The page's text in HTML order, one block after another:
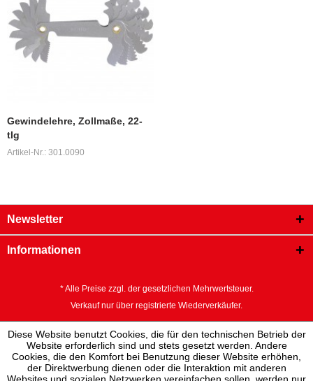
Gewindelehre, Zollmaße, 22-
tlg
Artikel-Nr.: 301.0090
Newsletter
Informationen
* Alle Preise zzgl. der gesetzlichen Mehrwertsteuer.
Verkauf nur über registrierte Wiederverkäufer.
Diese Website benutzt Cookies, die für den technischen Betrieb der
Website erforderlich sind und stets gesetzt werden. Andere
Cookies, die den Komfort bei Benutzung dieser Website erhöhen,
der Direktwerbung dienen oder die Interaktion mit anderen